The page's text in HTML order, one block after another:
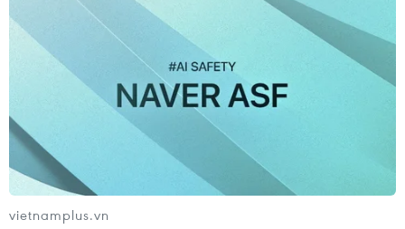
vietnamplus.vn